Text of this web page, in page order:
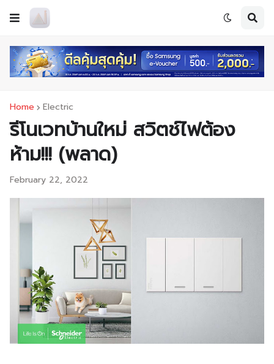
Home Electric
รีโนเวทบ้านใหม่ สวิตช์ไฟต้อง
ห้าม!!! (พลาด)
February 22, 2022